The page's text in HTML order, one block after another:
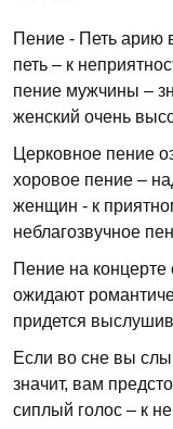
Пение - Петь арию
петь – к
пение мужчины –
женский очень
Церковное пение
хоровое пение –
женщин - к
неблагозвучное
Пение на концерте
ожидают
придется
Если во сне вы
значит, вам
сиплый голос – к